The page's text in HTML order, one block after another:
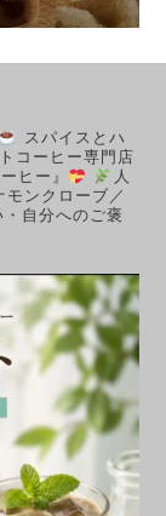
スパイスとハ
コーヒー専門店
ヒー』
人
モンクローブ／
自分へのご褒